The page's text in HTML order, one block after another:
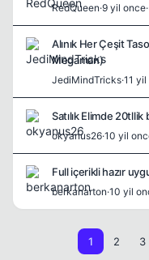
RedQueen·9 yil once·
Alınık Her Çeşit
Megaman)
JediMindTricks·11
Satılık Elimde 20tllik
okyanus26·10 yil
Full içerikli hazır
berkanarton·10 yil
1 2 3